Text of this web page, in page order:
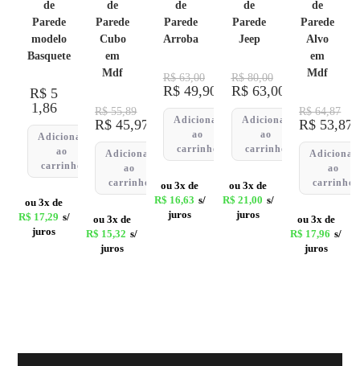
de
Parede
modelo
Basquete
R$ 5
1,86
Adicionar
ao
carrinho
ou 3x de
R$ 17,29 s/
juros
de
Parede
Cubo
em
Mdf
R$55,89
R$ 45,97
Adicionar
ao
carrinho
ou 3x de
R$ 15,32 s/
juros
de
Parede
Arroba
R$63,00
R$49,90
Adicionar
ao
carrinho
ou 3x de
R$ 16,63 s/
juros
de
Parede
Jeep
R$80,00
R$63,00
Adicionar
ao
carrinho
ou 3x de
R$ 21,00 s/
juros
de
Parede
Alvo
em
Mdf
R$64,87
R$ 53,87
Adicionar
ao
carrinho
ou 3x de
R$ 17,96 s/
juros